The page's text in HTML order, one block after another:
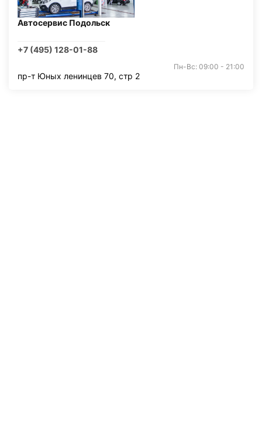
Автосервис Подольск
+7 (495) 128-01-88
Пн-Вс: 09:00 - 21:00
пр-т Юных ленинцев 70, стр 2